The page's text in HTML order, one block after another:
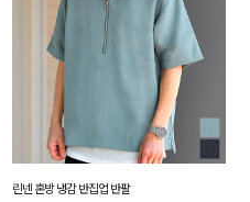
린넨 혼방 냉감 반집업 반팔